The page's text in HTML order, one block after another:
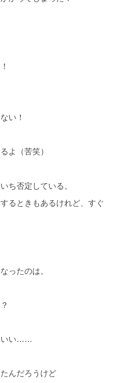
い！
よ（苦笑）
ち否定している。
るときもあるけれど、すぐ
ったのは。
いい……
んだろうけど